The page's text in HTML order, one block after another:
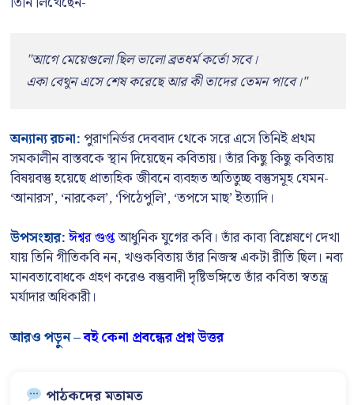
"আগে মেয়েগুলো ছিল ভালো ব্রতধর্ম কর্তো সবে।
একা বেথুন এসে শেষ করেছে আর কী তাদের তেমন পাবে।"
অন্যান্য রচনা:পুরাণনির্ভর দেববাদ থেকে সরে এসে তিনিই প্রথম
সমকালীন বাস্তবকে স্থান দিয়েছেন কবিতায়। তাঁর কিছু কিছু কবিতায়
বিষয়বস্তু হয়েছে প্রাত্যহিক জীবনে ব্যবহৃত অতিতুচ্ছ বস্তুসমূহ যেমন-
‘আনারস’, ‘নারকেল’, ‘পিঠেপুলি’, ‘তপসে মাছ’ ইত্যাদি।
উপসংহার:ঈশ্বর গুপ্তআধুনিক যুগের কবি। তাঁর কাব্য বিশ্লেষণে দেখা
যায় তিনি গীতিকবি নন, খণ্ডকবিতায় তাঁর নিজস্ব একটা রীতি ছিল। নব্য
মানবতাবোধকে গ্রহণ করেও বস্তুবাদী দৃষ্টিভঙ্গিতে তাঁর কবিতা স্বতন্ত্র
মর্যাদার অধিকারী।
আরও পড়ুন –বই কেনা প্রবন্ধের প্রশ্ন উত্তর
পাঠকদের মতামত